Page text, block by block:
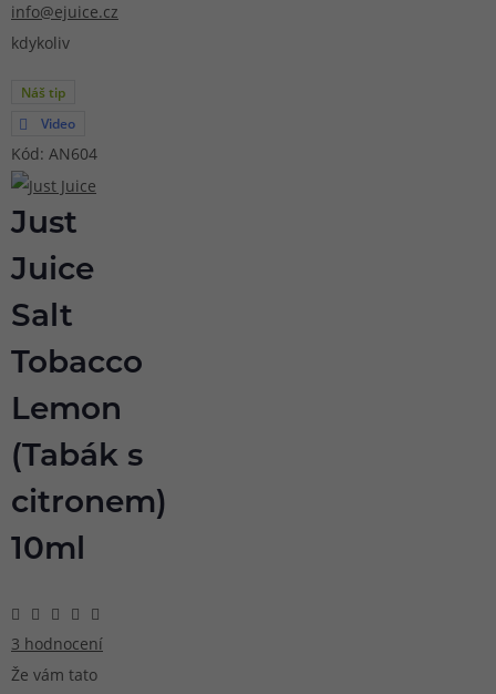
info@ejuice.cz
kdykoliv
Náš tip
Video
Kód: AN604
Just
Juice
Salt
Tobacco
Lemon
(Tabák s
citronem)
10ml
3 hodnocení
Že vám tato